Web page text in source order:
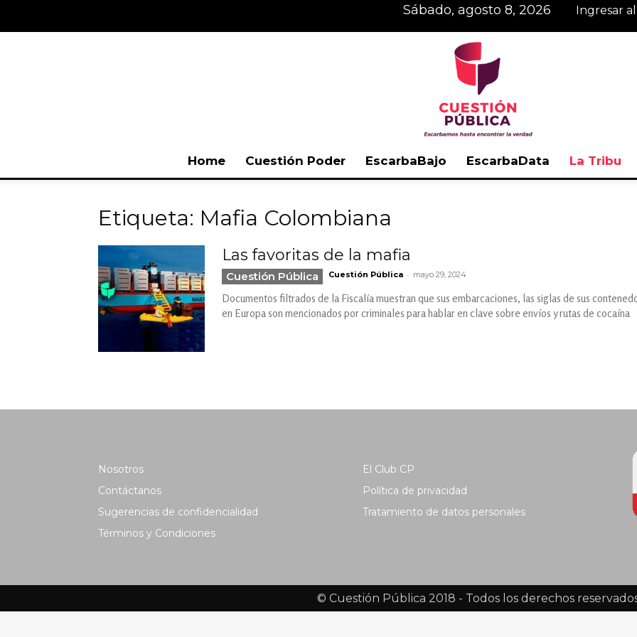
sábado, agosto 8, 2026 Ingresar
Home Cuestión Poder EscarbaBajo EscarbaData La Tribu
Etiqueta: Mafia Colombiana
Las favoritas de la mafia
Cuestión Pública Cuestión Pública - mayo 29, 2024
Documentos filtrados de la Fiscalía muestran que sus embarcaciones, las siglas de sus
en Europa son mencionados por criminales para hablar en clave sobre envíos y rutas de cocaína
Nosotros
Contáctanos
Sugerencias de confidencialidad
Términos y Condiciones
El Club CP
Política de privacidad
Tratamiento de datos personales
© Cuestión Pública 2018 - Todos los derechos